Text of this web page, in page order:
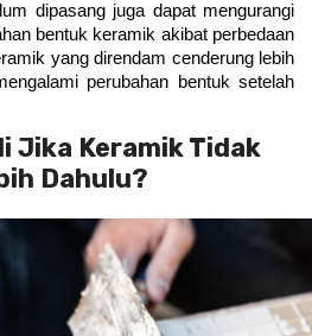
dipasang juga dapat mengurangi
bentuk keramik akibat perbedaan
yang direndam cenderung lebih
perubahan bentuk setelah
Jika Keramik Tidak
Dahulu?